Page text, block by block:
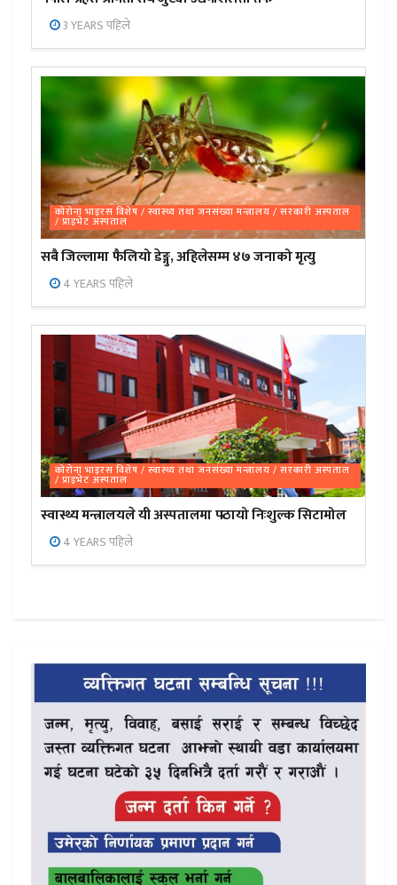
3 YEARS पहिले
कोरोना भाइरस विशेष / स्वास्थ्य तथा जनसंख्या मन्त्रालय / सरकारी अस्पताल
/ प्राइभेट अस्पताल
सबै जिल्लामा फैलियो डेङ्गु, अहिलेसम्म ४७ जनाको मृत्यु
4 YEARS पहिले
कोरोना भाइरस विशेष / स्वास्थ्य तथा जनसंख्या मन्त्रालय / सरकारी अस्पताल
/ प्राइभेट अस्पताल
स्वास्थ्य मन्त्रालयले यी अस्पतालमा पठायो निःशुल्क सिटामोल
4 YEARS पहिले